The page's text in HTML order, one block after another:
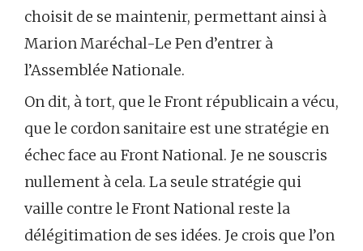
choisit de se maintenir, permettant ainsi à
Marion Maréchal-Le Pen d’entrer à
l’Assemblée Nationale.
On dit, à tort, que le Front républicain a vécu,
que le cordon sanitaire est une stratégie en
échec face au Front National. Je ne souscris
nullement à cela. La seule stratégie qui
vaille contre le Front National reste la
délégitimation de ses idées. Je crois que l’on